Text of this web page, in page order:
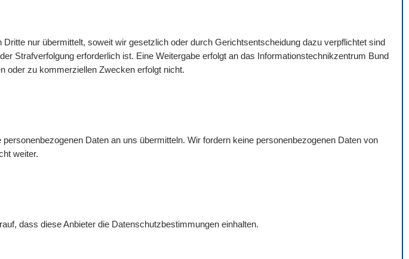
nur übermittelt, soweit wir gesetzlich oder durch Gerichtsentscheidung dazu verpflichtet sind
Strafverfolgung erforderlich ist. Eine Weitergabe erfolgt an das Informationstechnikzentrum Bund
oder zu kommerziellen Zwecken erfolgt nicht.
Daten an uns übermitteln. Wir fordern keine personenbezogenen Daten von
weiter.
dass diese Anbieter die Datenschutzbestimmungen einhalten.